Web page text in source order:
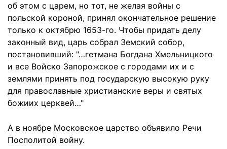
об этом с царем, но тот, не желая войны с
польской короной, принял окончательное решение
только к октябрю 1653-го. Чтобы придать делу
законный вид, царь собрал Земский собор,
постановивший: "…гетмана Богдана Хмельницкого
и все Войско Запорожское с городами их и с
землями принять под государскую высокую руку
для православные христианские веры и святых
божиих церквей…"
А в ноябре Московское царство объявило Речи
Посполитой войну.